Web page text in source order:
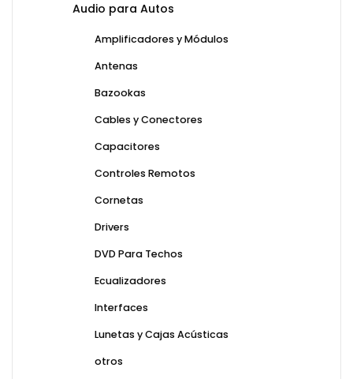
Audio para Autos
Amplificadores y Módulos
Antenas
Bazookas
Cables y Conectores
Capacitores
Controles Remotos
Cornetas
Drivers
DVD Para Techos
Ecualizadores
Interfaces
Lunetas y Cajas Acústicas
otros